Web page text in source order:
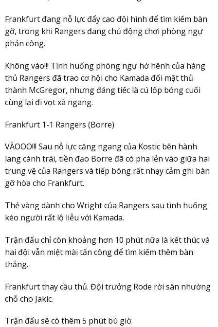
Frankfurt đang nỗ lực đẩy cao đội hình để tìm kiếm bàn
gỡ, trong khi Rangers đang chủ động chơi phòng ngự
phản công.
Không vào!!! Tình huống phòng ngự hớ hênh của hàng
thủ Rangers đã trao cơ hội cho Kamada đối mặt thủ
thành McGregor, nhưng đáng tiếc là cú lốp bóng cuối
cùng lại đi vọt xà ngang.
Frankfurt 1-1 Rangers (Borre)
VÀOOO!!! Sau nỗ lực căng ngang của Kostic bên hành
lang cánh trái, tiền đạo Borre đã có pha lẻn vào giữa hai
trung vệ của Rangers và tiếp bóng rất nhạy cảm ghi bàn
gỡ hòa cho Frankfurt.
Thẻ vàng dành cho Wright của Rangers sau tình huống
kéo người rất lộ liễu với Kamada.
Trận đấu chỉ còn khoảng hơn 10 phút nữa là kết thúc và
hai đội vẫn miệt mài tấn công để tìm kiếm thêm bàn
thắng.
Frankfurt thay cầu thủ. Đội trưởng Rode rời sân nhường
chỗ cho Jakic.
Trận đấu sẽ có thêm 5 phút bù giờ.